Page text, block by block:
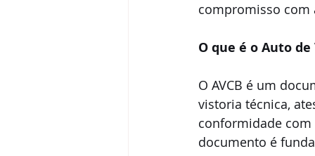
compromisso com
O que é o Auto
O AVCB é um
vistoria técnica,
conformidade
documento é